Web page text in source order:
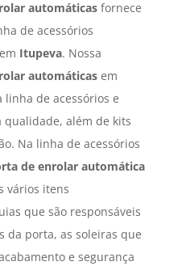
automáticasfornece
de acessórios
Itupeva. Nossa
automáticasem
de acessórios e
qualidade, além de kits
Na linha de acessórios
de enrolar automática
vários itens
que são responsáveis
da porta, as soleiras que
e segurança